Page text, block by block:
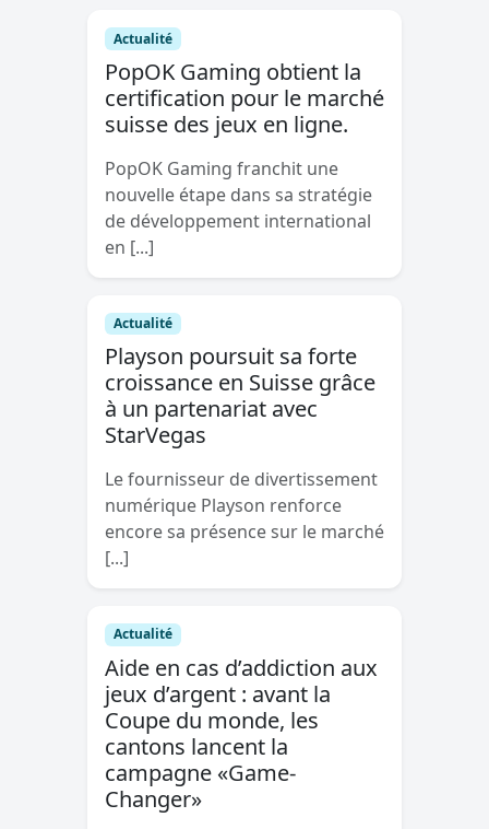
Actualité
PopOK Gaming obtient la
certification pour le marché
suisse des jeux en ligne.
PopOK Gaming franchit une
nouvelle étape dans sa stratégie
de développement international
en [...]
Actualité
Playson poursuit sa forte
croissance en Suisse grâce
à un partenariat avec
StarVegas
Le fournisseur de divertissement
numérique Playson renforce
encore sa présence sur le marché
[...]
Actualité
Aide en cas d’addiction aux
jeux d’argent : avant la
Coupe du monde, les
cantons lancent la
campagne «Game-
Changer»